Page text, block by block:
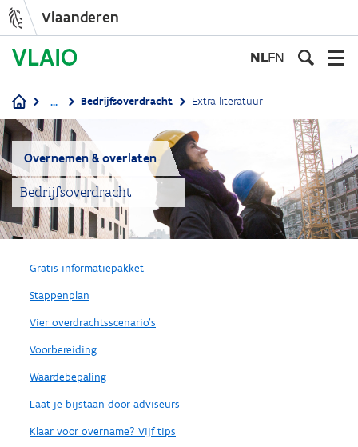
gaan
Vlaanderen
NLEN
Kruimelpad
... Bedrijfsoverdracht Extra literatuur
Overnemen & overlaten
Bedrijfsoverdracht
Gratis informatiepakket
Stappenplan
Vier overdrachtsscenario's
Voorbereiding
Waardebepaling
Laat je bijstaan door adviseurs
Klaar voor overname? Vijf tips